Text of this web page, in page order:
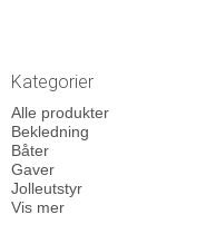
Kategorier
Alle produkter
Bekledning
Båter
Gaver
Jolleutstyr
Vis mer